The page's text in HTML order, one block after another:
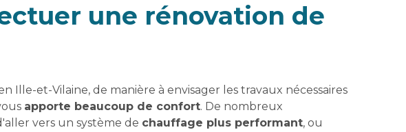
une rénovation de
Ille-et-Vilaine, de manière à envisager les travaux nécessaires
apporte beaucoup de confort. De nombreux
vers un système de chauffage plus performant, ou